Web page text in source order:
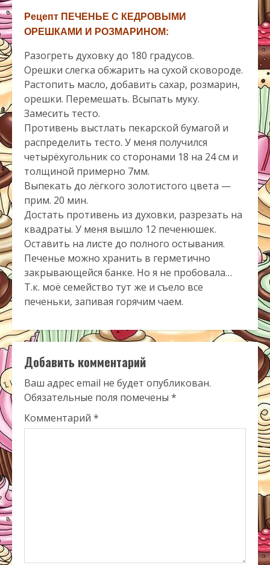
Рецепт ПЕЧЕНЬЕ С КЕДРОВЫМИ
ОРЕШКАМИ И РОЗМАРИНОМ:
Разогреть духовку до 180 градусов.
Орешки слегка обжарить на сухой сковороде.
Растопить масло, добавить сахар, розмарин,
орешки. Перемешать. Всыпать муку.
Замесить тесто.
Противень выстлать пекарской бумагой и
распределить тесто. У меня получился
четырёхугольник со сторонами 18 на 24 см и
толщиной примерно 7мм.
Выпекать до лёгкого золотистого цвета —
прим. 20 мин.
Достать противень из духовки, разрезать на
квадраты. У меня вышло 12 печенюшек.
Оставить на листе до полного остывания.
Печенье можно хранить в герметично
закрывающейся банке. Но я не пробовала…
Т.к. моё семейство тут же и съело все
печеньки, запивая горячим чаем.
Добавить комментарий
Ваш адрес email не будет опубликован.
Обязательные поля помечены *
Комментарий *